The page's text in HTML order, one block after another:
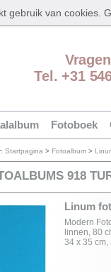
gebruik van cookies.
Tel. +31
Fotoboek
Startpagina > Fotoalbum >
918
Linum
Modern
linnen, 80
34 x 35